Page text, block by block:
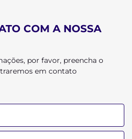
COM A NOSSA
por favor, preencha o
em contato